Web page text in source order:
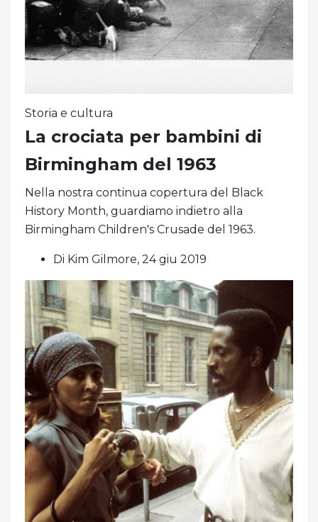
Storia e cultura
La crociata per bambini di
Birmingham del 1963
Nella nostra continua copertura del Black
History Month, guardiamo indietro alla
Birmingham Children's Crusade del 1963.
Di Kim Gilmore, 24 giu 2019